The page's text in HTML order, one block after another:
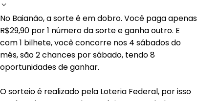
No Baianão, a sorte é em dobro. Você paga apenas
R$29,90 por 1 número da sorte e ganha outro. E
com 1 bilhete, você concorre nos 4 sábados do
mês, são 2 chances por sábado, tendo 8
oportunidades de ganhar.
O sorteio é realizado pela Loteria Federal, por isso